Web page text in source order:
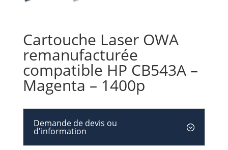
Cartouche Laser OWA
remanufacturée
compatible HP CB543A –
Magenta – 1400p
Demande de devis ou
d'information